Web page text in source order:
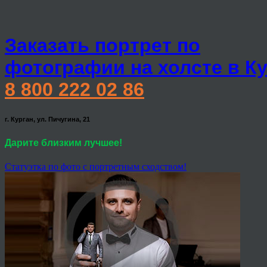
Заказать портрет по
фотографии на холсте в
8 800 222 02 86
г. Курган, ул. Пичугина, 21
Дарите близким лучшее!
Статуэтка по фото с портретным сходством!